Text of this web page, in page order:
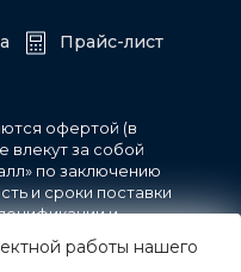
Прайс-лист
офертой (в
влекут за собой
по заключению
и сроки поставки
и
Спецификации на
работы нашего